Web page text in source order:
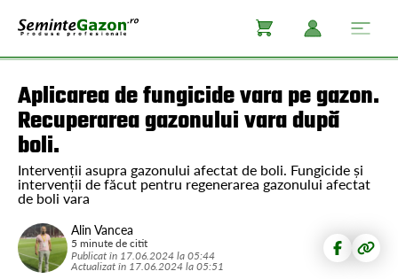
Aplicarea de fungicide vara pe gazon.
Recuperarea gazonului vara după
boli.
Intervenții asupra gazonului afectat de boli. Fungicide și
intervenții de făcut pentru regenerarea gazonului afectat
de boli vara
Alin Vancea
5 minute de citit
Publicat în 17.06.2024 la 05:44
Actualizat în 17.06.2024 la 05:51